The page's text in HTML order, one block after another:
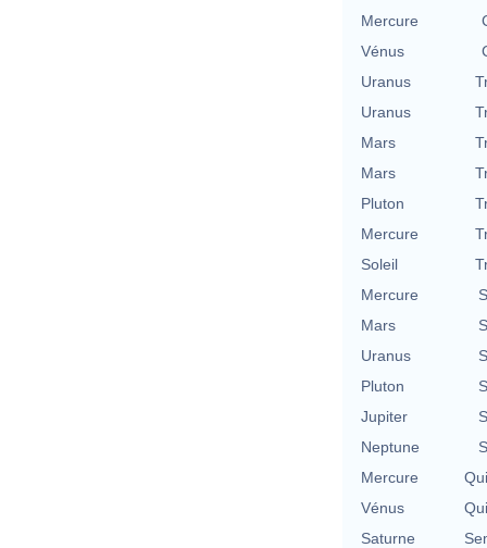
Mercure
Vénus
Uranus
Uranus
Mars
Mars
Pluton
Mercure
Soleil
Mercure
Mars
Uranus
Pluton
Jupiter
Neptune
Mercure
Vénus
Saturne